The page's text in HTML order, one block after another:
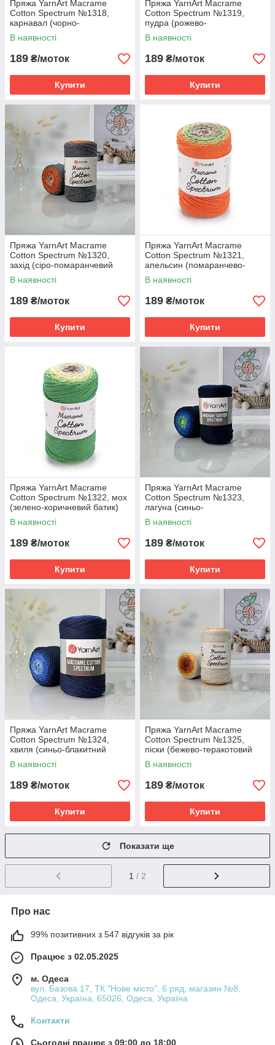
Пряжа YarnArt Macrame
Cotton Spectrum №1318,
карнавал (чорно-
різнокольоровий батик)
В наявності
189 ₴/моток
Купити
Пряжа YarnArt Macrame
Cotton Spectrum №1319,
пудра (рожево-
помаранчевий батик)
В наявності
189 ₴/моток
Купити
Пряжа YarnArt Macrame
Cotton Spectrum №1320,
захід (сіро-помаранчевий
батик)
В наявності
189 ₴/моток
Купити
Пряжа YarnArt Macrame
Cotton Spectrum №1321,
апельсин (помаранчево-
зелений батик)
В наявності
189 ₴/моток
Купити
Пряжа YarnArt Macrame
Cotton Spectrum №1322, мох
(зелено-коричневий батик)
В наявності
189 ₴/моток
Купити
Пряжа YarnArt Macrame
Cotton Spectrum №1323,
лагуна (синьо-
різнокольоровий батик)
В наявності
189 ₴/моток
Купити
Пряжа YarnArt Macrame
Cotton Spectrum №1324,
хвиля (синьо-блакитний
батик)
В наявності
189 ₴/моток
Купити
Пряжа YarnArt Macrame
Cotton Spectrum №1325,
піски (бежево-теракотовий
батик)
В наявності
189 ₴/моток
Купити
Показати ще
1 / 2
Про нас
99% позитивних з 547 відгуків за рік
Працює з 02.05.2025
м. Одеса
вул. Базова 17, ТК "Нове місто", 6 ряд, магазин №8,
Одеса, Україна, 65026, Одеса, Україна
Контакти
Сьогодні працює з 09:00 до 18:00